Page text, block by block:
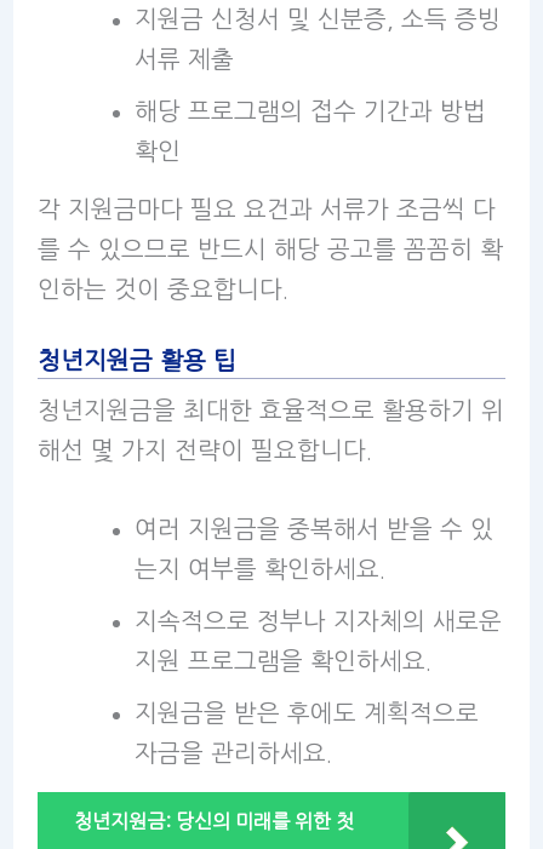
지원금 신청서 및 신분증, 소득 증빙
서류 제출
해당 프로그램의 접수 기간과 방법
확인
각 지원금마다 필요 요건과 서류가 조금씩 다
를 수 있으므로 반드시 해당 공고를 꼼꼼히 확
인하는 것이 중요합니다.
청년지원금 활용 팁
청년지원금을 최대한 효율적으로 활용하기 위
해선 몇 가지 전략이 필요합니다.
여러 지원금을 중복해서 받을 수 있
는지 여부를 확인하세요.
지속적으로 정부나 지자체의 새로운
지원 프로그램을 확인하세요.
지원금을 받은 후에도 계획적으로
자금을 관리하세요.
청년지원금: 당신의 미래를 위한 첫